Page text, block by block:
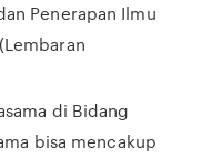
Penerapan Ilmu
di Bidang
bisa mencakup